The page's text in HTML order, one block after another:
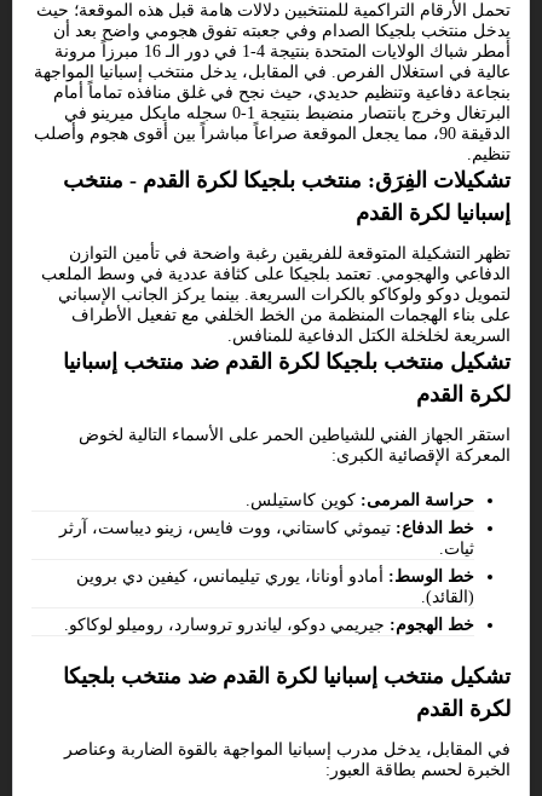
تحمل الأرقام التراكمية للمنتخبين دلالات هامة قبل هذه الموقعة؛ حيث
يدخل منتخب بلجيكا الصدام وفي جعبته تفوق هجومي واضح بعد أن
أمطر شباك الولايات المتحدة بنتيجة 4-1 في دور الـ 16 مبرزاً مرونة
عالية في استغلال الفرص. في المقابل، يدخل منتخب إسبانيا المواجهة
بنجاعة دفاعية وتنظيم حديدي، حيث نجح في غلق منافذه تماماً أمام
البرتغال وخرج بانتصار منضبط بنتيجة 1-0 سجله مايكل ميرينو في
الدقيقة 90، مما يجعل الموقعة صراعاً مباشراً بين أقوى هجوم وأصلب
تنظيم.
تشكيلات الفِرَق: منتخب بلجيكا لكرة القدم - منتخب
إسبانيا لكرة القدم
تظهر التشكيلة المتوقعة للفريقين رغبة واضحة في تأمين التوازن
الدفاعي والهجومي. تعتمد بلجيكا على كثافة عددية في وسط الملعب
لتمويل دوكو ولوكاكو بالكرات السريعة. بينما يركز الجانب الإسباني
على بناء الهجمات المنظمة من الخط الخلفي مع تفعيل الأطراف
السريعة لخلخلة الكتل الدفاعية للمنافس.
تشكيل منتخب بلجيكا لكرة القدم ضد منتخب إسبانيا
لكرة القدم
استقر الجهاز الفني للشياطين الحمر على الأسماء التالية لخوض
المعركة الإقصائية الكبرى:
حراسة المرمى: كوين كاستيلس.
خط الدفاع: تيموثي كاستاني، ووت فايس، زينو ديباست، آرثر
ثيات.
خط الوسط: أمادو أونانا، يوري تيليمانس، كيفين دي بروين
(القائد).
خط الهجوم: جيريمي دوكو، لياندرو تروسارد، روميلو لوكاكو.
تشكيل منتخب إسبانيا لكرة القدم ضد منتخب بلجيكا
لكرة القدم
في المقابل، يدخل مدرب إسبانيا المواجهة بالقوة الضاربة وعناصر
الخبرة لحسم بطاقة العبور: